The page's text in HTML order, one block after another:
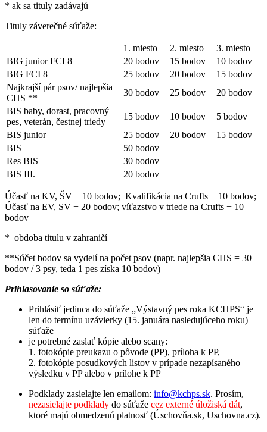
* ak sa tituly zadávajú
Tituly záverečné súťaže:
1. miesto 2. miesto
3. miesto
BIG junior FCI 8
20 bodov 15 bodov
10 bodov
BIG FCI 8
25 bodov 20 bodov
15 bodov
Najkrajší pár psov/ najlepšia
CHS **
30 bodov 25 bodov
20 bodov
BIS baby, dorast, pracovný
pes, veterán, čestnej triedy
15 bodov 10 bodov
5 bodov
BIS junior
25 bodov 20 bodov
15 bodov
BIS
50 bodov
Res BIS
30 bodov
BIS III.
20 bodov
Účasť na KV, ŠV + 10 bodov; Kvalifikácia na Crufts + 10 bodov;
Účasť na EV, SV + 20 bodov; víťazstvo v triede na Crufts + 10
bodov
* obdoba titulu v zahraničí
**Súčet bodov sa vydelí na počet psov (napr. najlepšia CHS = 30
bodov / 3 psy, teda 1 pes získa 10 bodov)
Prihlasovanie so súťaže:
Prihlásiť jedinca do súťaže „Výstavný pes roka KCHPS“ je
len do termínu uzávierky (15. januára nasledujúceho roku)
súťaže
je potrebné zaslať kópie alebo scany:
1. fotokópie preukazu o pôvode (PP), príloha k PP,
2. fotokópie posudkových listov v prípade nezapísaného
výsledku v PP alebo v prílohe k PP
Podklady zasielajte len emailom: info@kchps.sk. Prosím,
nezasielajte podklady do súťaže cez externé úložiská dát,
ktoré majú obmedzenú platnosť (Úschovňa.sk, Uschovna.cz).